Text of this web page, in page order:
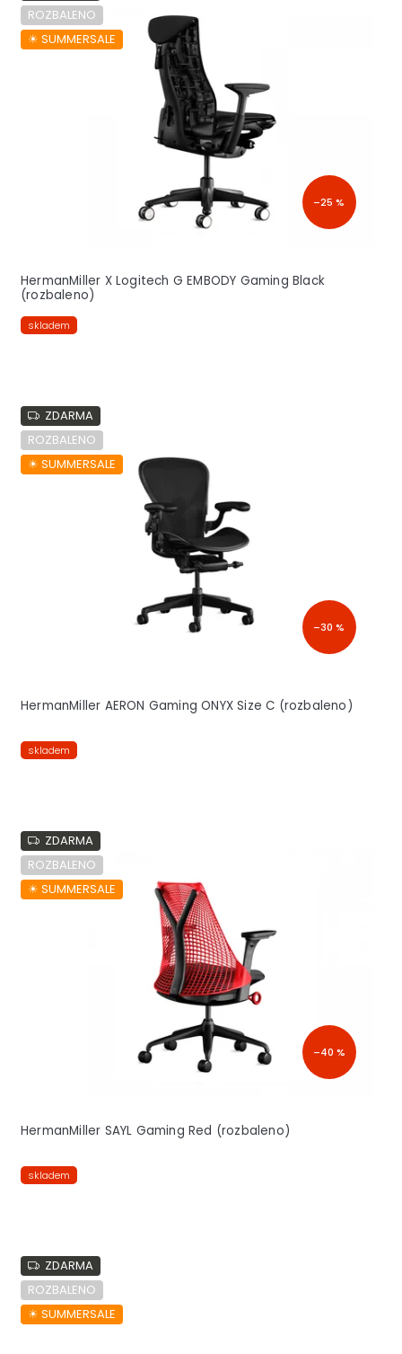
ROZBALENO
☀︎ SUMMERSALE
–25 %
HermanMiller X Logitech G EMBODY Gaming Black
(rozbaleno)
skladem
ZDARMA
ROZBALENO
☀︎ SUMMERSALE
–30 %
HermanMiller AERON Gaming ONYX Size C (rozbaleno)
skladem
ZDARMA
ROZBALENO
☀︎ SUMMERSALE
–40 %
HermanMiller SAYL Gaming Red (rozbaleno)
skladem
ZDARMA
ROZBALENO
☀︎ SUMMERSALE